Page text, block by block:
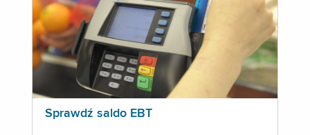
Sprawdź saldo EBT